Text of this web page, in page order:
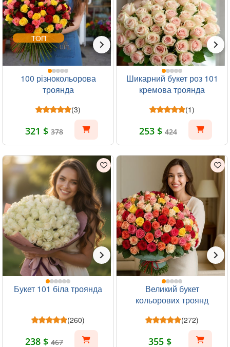
ТОП
100 різнокольорова
троянда
(3)
321 $ 378
Шикарний букет роз 101
кремова троянда
(1)
253 $ 424
Букет 101 біла троянда
(260)
238 $ 467
Великий букет
кольорових троянд
(272)
355 $